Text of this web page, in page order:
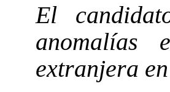
El
anomalías
extranjera